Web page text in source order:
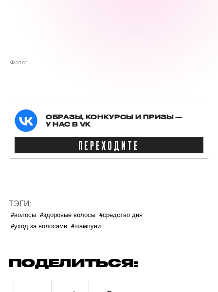
Фото:
ОБРАЗЫ, КОНКУРСЫ И ПРИЗЫ —
У НАС В VK
ПЕРЕХОДИТЕ
ТЭГИ:
#волосы #здоровые волосы #средство дня
#уход за волосами #шампуни
ПОДЕЛИТЬСЯ: